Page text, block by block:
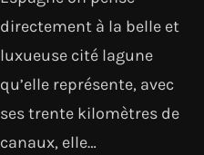
directement à la belle et
luxueuse cité lagune
qu’elle représente, avec
ses trente kilomètres de
canaux, elle…